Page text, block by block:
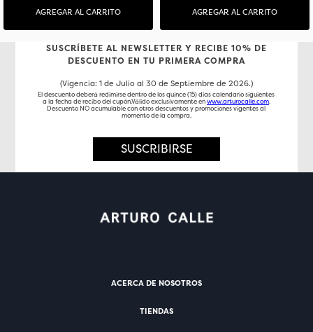
AGREGAR AL CARRITO AGREGAR AL CARRITO
SUSCRÍBETE AL NEWSLETTER Y RECIBE 10% DE
DESCUENTO EN TU PRIMERA COMPRA
(Vigencia: 1 de Julio al 30 de Septiembre de 2026.)
El descuento deberá redimirse dentro de los quince (15) días calendario siguientes
a la fecha de recibo del cupón.Válido exclusivamente enwww.arturocalle.com.
Descuento NO acumulable con otros descuentos y promociones vigentes al
momento de la compra.
SUSCRIBIRSE
ACERCA DE NOSOTROS
TIENDAS